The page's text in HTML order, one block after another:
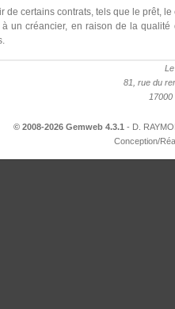
de certains contrats, tels que le prêt,
un créancier, en raison de la qualité
81, rue du
17000
© 2008-2026 Gemweb 4.3.1 - D.
Conception/